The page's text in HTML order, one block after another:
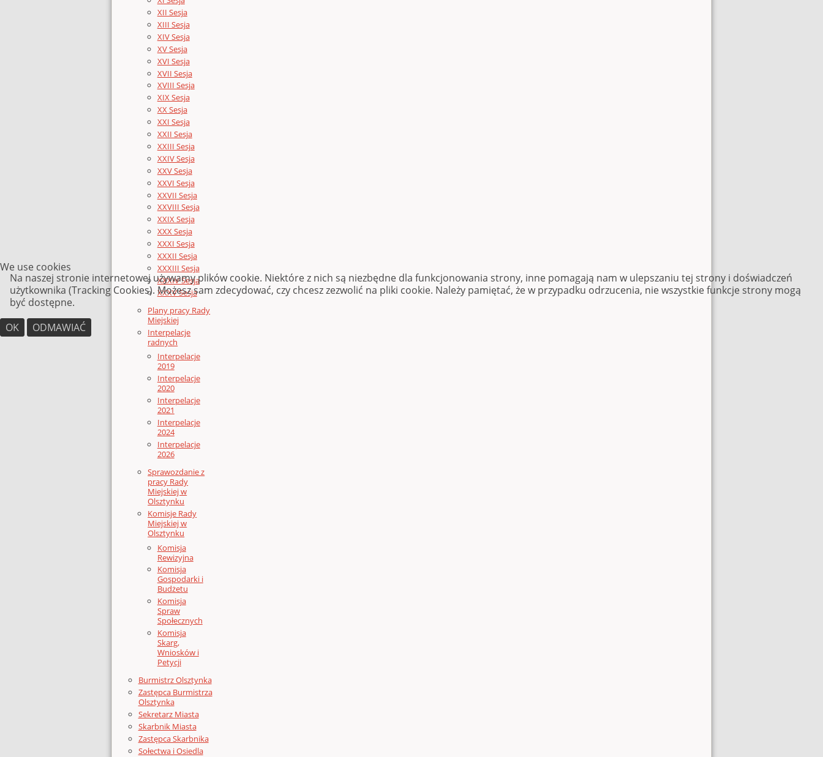
XII Sesja
XIII Sesja
XIV Sesja
XV Sesja
XVI Sesja
XVII Sesja
XVIII Sesja
XIX Sesja
XX Sesja
XXI Sesja
XXII Sesja
XXIII Sesja
XXIV Sesja
XXV Sesja
XXVI Sesja
XXVII Sesja
XXVIII Sesja
XXIX Sesja
XXX Sesja
XXXI Sesja
XXXII Sesja
XXXIII Sesja
XXXIV Sesja
XXXV Sesja
Plany pracy Rady
Miejskiej
Interpelacje
radnych
Interpelacje
2019
Interpelacje
2020
Interpelacje
2021
Interpelacje
2024
Interpelacje
2026
Sprawozdanie z
pracy Rady
Miejskiej w
Olsztynku
Komisje Rady
Miejskiej w
Olsztynku
Komisja
Rewizyjna
Komisja
Gospodarki i
Budżetu
Komisja
Spraw
Społecznych
Komisja
Skarg,
Wniosków i
Petycji
Burmistrz Olsztynka
Zastępca Burmistrza
Olsztynka
Sekretarz Miasta
Skarbnik Miasta
Zastępca Skarbnika
Sołectwa i Osiedla
We use cookies
Na naszej stronie internetowej używamy plików cookie. Niektóre z nich są niezbędne dla funkcjonowania strony, inne pomagają nam w ulepszaniu tej strony i doświadczeń
użytkownika (Tracking Cookies). Możesz sam zdecydować, czy chcesz zezwolić na pliki cookie. Należy pamiętać, że w przypadku odrzucenia, nie wszystkie funkcje strony mogą
być dostępne.
OK
ODMAWIAĆ